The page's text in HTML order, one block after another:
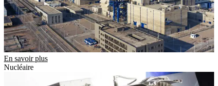
En savoir plus
Nucléaire